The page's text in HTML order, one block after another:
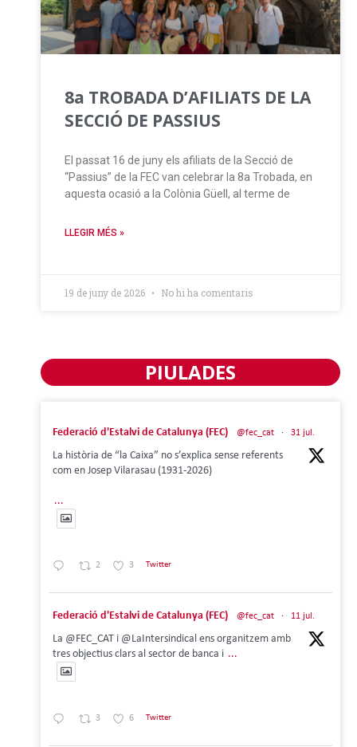
8a TROBADA D’AFILIATS DE LA
SECCIÓ DE PASSIUS
El passat 16 de juny els afiliats de la Secció de
“Passius” de la FEC van celebrar la 8a Trobada, en
aquesta ocasió a la Colònia Güell, al terme de
LLEGIR MÉS »
19 de juny de 2026 No hi ha comentaris
PIULADES
Federació d'Estalvi de Catalunya (FEC) @fec_cat · 31 jul.
La història de “la Caixa” no s’explica sense referents
com en Josep Vilarasau (1931-2026)
...
2 3 Twitter
Federació d'Estalvi de Catalunya (FEC) @fec_cat · 11 jul.
La @FEC_CAT i @LaIntersindical ens organitzem amb
tres objectius clars al sector de banca i ...
3 6 Twitter